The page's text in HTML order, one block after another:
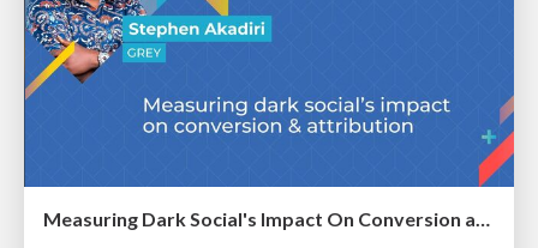
Measuring Dark Social's Impact On Conversion and Attribution